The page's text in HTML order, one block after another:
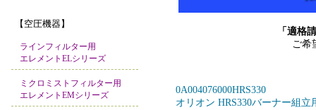
【空圧機器】
ラインフィルター用
エレメントELシリーズ
ミクロミストフィルター用
エレメントEMシリーズ
「適格
ご希
0A004076000HRS330
オリオン HRS330バーナー組立